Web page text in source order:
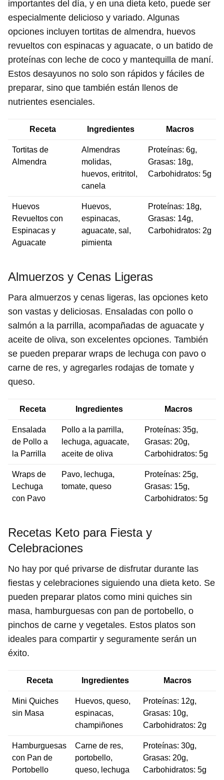
importantes del día, y en una dieta keto, puede ser
especialmente delicioso y variado. Algunas
opciones incluyen tortitas de almendra, huevos
revueltos con espinacas y aguacate, o un batido de
proteínas con leche de coco y mantequilla de maní.
Estos desayunos no solo son rápidos y fáciles de
preparar, sino que también están llenos de
nutrientes esenciales.
Receta Ingredientes Macros
Tortitas de
Almendra
Almendras
molidas,
huevos, eritritol,
canela
Proteínas: 6g,
Grasas: 18g,
Carbohidratos: 5g
Huevos
Revueltos con
Espinacas y
Aguacate
Huevos,
espinacas,
aguacate, sal,
pimienta
Proteínas: 18g,
Grasas: 14g,
Carbohidratos: 2g
Almuerzos y Cenas Ligeras
Para almuerzos y cenas ligeras, las opciones keto
son vastas y deliciosas. Ensaladas con pollo o
salmón a la parrilla, acompañadas de aguacate y
aceite de oliva, son excelentes opciones. También
se pueden preparar wraps de lechuga con pavo o
carne de res, y agregarles rodajas de tomate y
queso.
Receta Ingredientes Macros
Ensalada
de Pollo a
la Parrilla
Pollo a la parrilla,
lechuga, aguacate,
aceite de oliva
Proteínas: 35g,
Grasas: 20g,
Carbohidratos: 5g
Wraps de
Lechuga
con Pavo
Pavo, lechuga,
tomate, queso
Proteínas: 25g,
Grasas: 15g,
Carbohidratos: 5g
Recetas Keto para Fiesta y
Celebraciones
No hay por qué privarse de disfrutar durante las
fiestas y celebraciones siguiendo una dieta keto. Se
pueden preparar platos como mini quiches sin
masa, hamburguesas con pan de portobello, o
pinchos de carne y vegetales. Estos platos son
ideales para compartir y seguramente serán un
éxito.
Receta Ingredientes Macros
Mini Quiches
sin Masa
Huevos, queso,
espinacas,
champiñones
Proteínas: 12g,
Grasas: 10g,
Carbohidratos: 2g
Hamburguesas
con Pan de
Portobello
Carne de res,
portobello,
queso, lechuga
Proteínas: 30g,
Grasas: 20g,
Carbohidratos: 5g